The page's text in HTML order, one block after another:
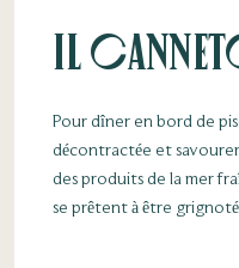
Il
Pour dîner en bord de
décontractée et
des produits de la mer
se prêtent à être